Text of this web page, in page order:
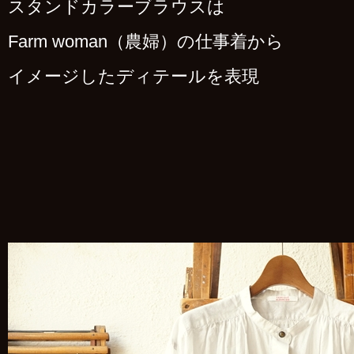
スタンドカラーブラウスは
Farm woman（農婦）の仕事着から
イメージしたディテールを表現